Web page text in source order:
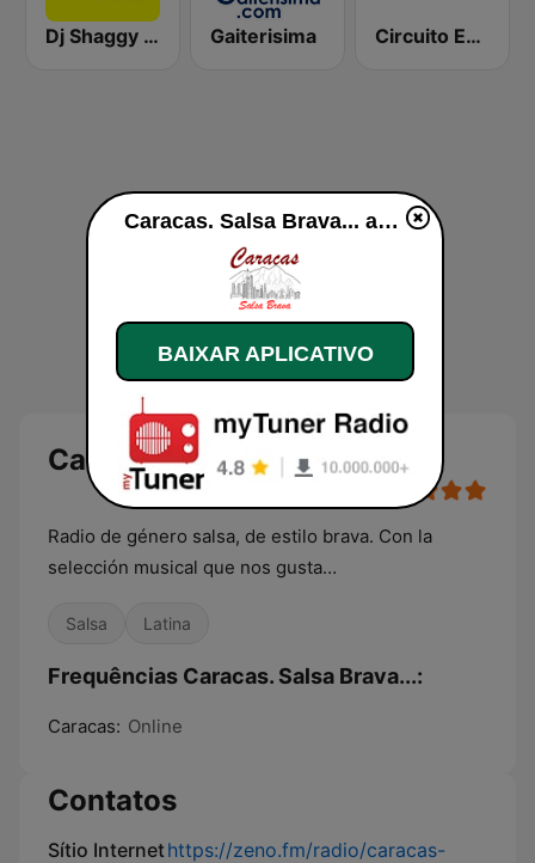
Dj Shaggy Venezuela Gaiterisima Circuito Exitos 99.9 FM
Caracas. Salsa Brava...
Radio de género salsa, de estilo brava. Con la
selección musical que nos gusta…
Salsa Latina
Frequências Caracas. Salsa Brava...:
Caracas: Online
Contatos
Sítio Internethttps://zeno.fm/radio/caracas-
Caracas. Salsa Brava... ao vivo
BAIXAR APLICATIVO